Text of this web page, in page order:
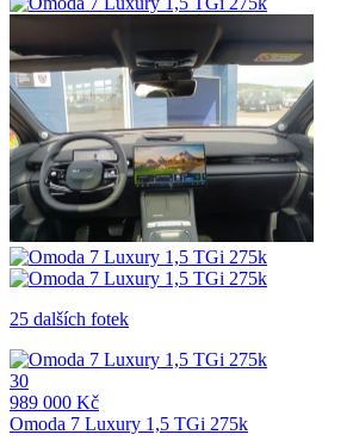
25 dalších fotek
30
989 000 Kč
Omoda 7 Luxury 1,5 TGi 275k